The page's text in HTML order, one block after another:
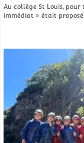
Au collège St Louis,
immédiat » était proposé